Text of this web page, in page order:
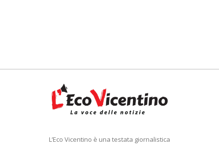
L’Eco Vicentino è una testata giornalistica